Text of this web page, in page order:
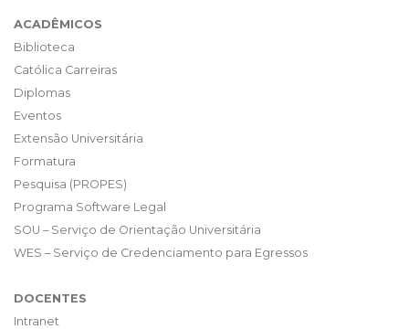
ACADÊMICOS
Biblioteca
Católica Carreiras
Diplomas
Eventos
Extensão Universitária
Formatura
Pesquisa (PROPES)
Programa Software Legal
SOU – Serviço de Orientação Universitária
WES – Serviço de Credenciamento para Egressos
DOCENTES
Intranet